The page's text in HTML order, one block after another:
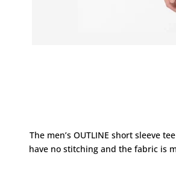
The men’s OUTLINE short sleeve
have no stitching and the fabric is